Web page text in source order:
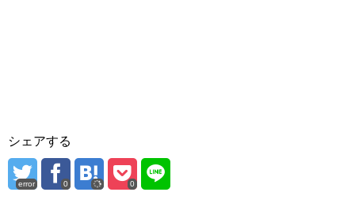
シェアする
error 0 0